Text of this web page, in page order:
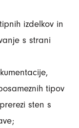
izdelkov in
s strani
tipov
sten s